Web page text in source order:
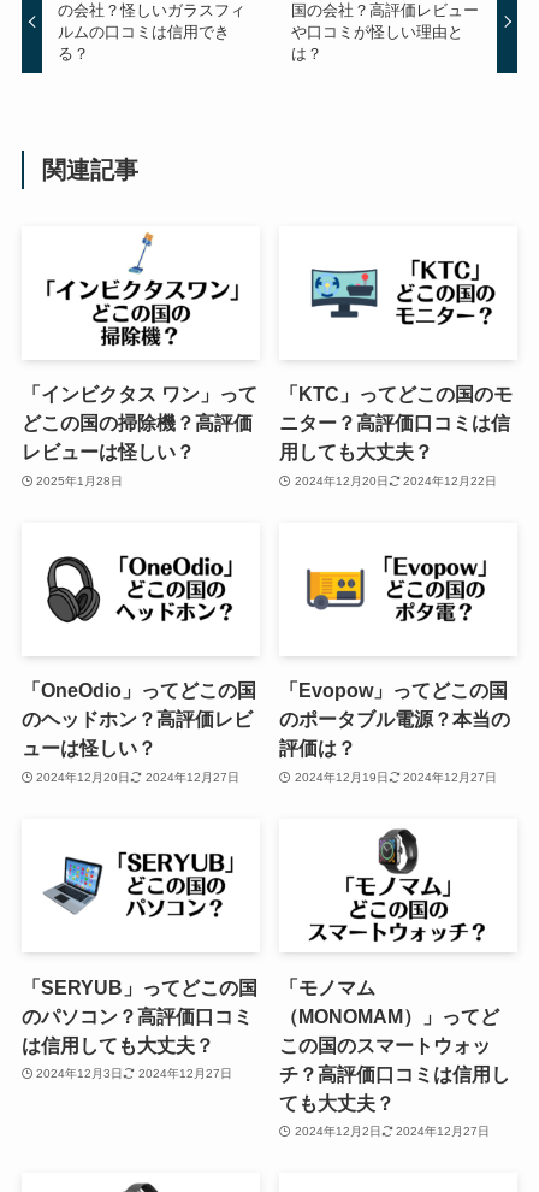
の会社？怪しいガラスフィ
ルムの口コミは信用でき
る？
国の会社？高評価レビュー
や口コミが怪しい理由と
は？
関連記事
「インビクタス ワン」って
どこの国の掃除機？高評価
レビューは怪しい？
2025年1月28日
「KTC」ってどこの国のモ
ニター？高評価口コミは信
用しても大丈夫？
2024年12月20日 2024年12月22日
「OneOdio」ってどこの国
のヘッドホン？高評価レビ
ューは怪しい？
2024年12月20日 2024年12月27日
「Evopow」ってどこの国
のポータブル電源？本当の
評価は？
2024年12月19日 2024年12月27日
「SERYUB」ってどこの国
のパソコン？高評価口コミ
は信用しても大丈夫？
2024年12月3日 2024年12月27日
「モノマム
（MONOMAM）」ってど
この国のスマートウォッ
チ？高評価口コミは信用し
ても大丈夫？
2024年12月2日 2024年12月27日